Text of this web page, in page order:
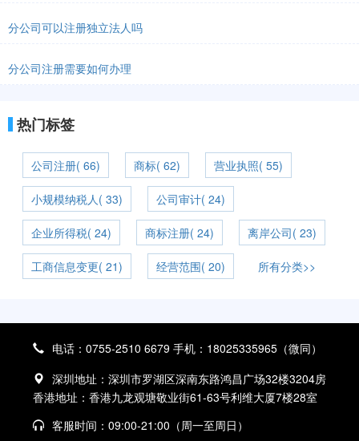
分公司可以注册独立法人吗
分公司注册需要如何办理
热门标签
公司注册( 66) 商标( 62) 营业执照( 55)
小规模纳税人( 33) 公司审计( 24)
企业所得税( 24) 商标注册( 24) 离岸公司( 23)
工商信息变更( 21) 经营范围( 20) 所有分类>>
电话：0755-2510 6679 手机：18025335965（微同）
深圳地址：深圳市罗湖区深南东路鸿昌广场32楼3204房
香港地址：香港九龙观塘敬业街61-63号利维大厦7楼28室
客服时间：09:00-21:00（周一至周日）